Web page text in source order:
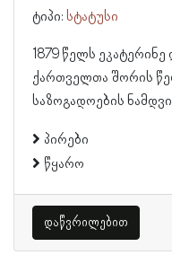
ტიპი: სტატუსი
1879 წელს
ქართველთა შორის
საზოგადოების
პირები
წყარო
დაწვრილებით